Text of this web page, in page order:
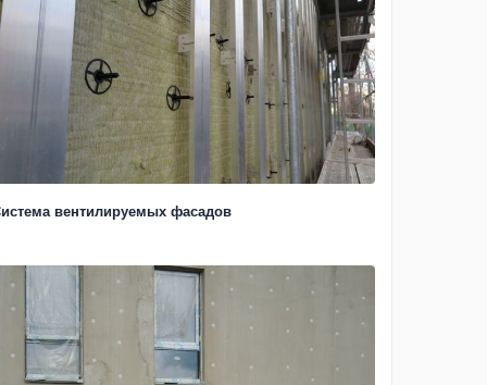
вентилируемых фасадов